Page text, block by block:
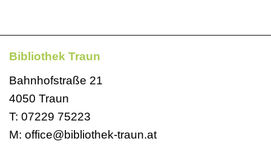
Bibliothek Traun
Bahnhofstraße 21
4050 Traun
T: 07229 75223
M: office@bibliothek-traun.at